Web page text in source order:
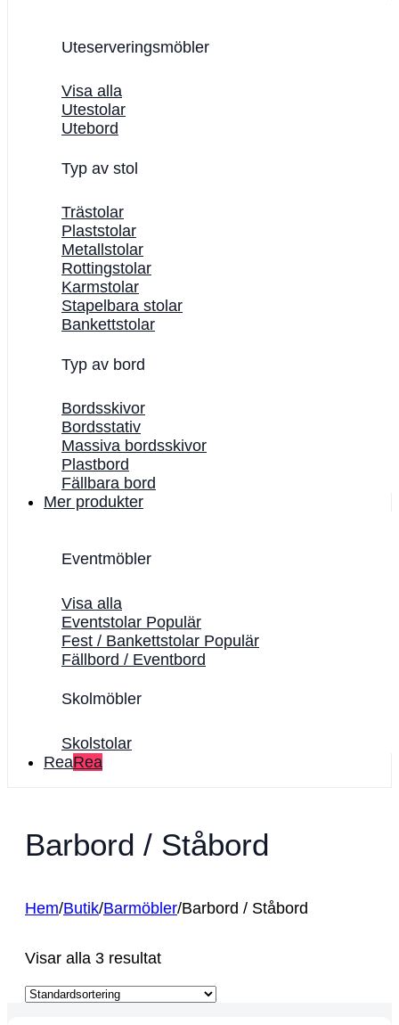
Uteserveringsmöbler
Visa alla
Utestolar
Utebord
Typ av stol
Trästolar
Plaststolar
Metallstolar
Rottingstolar
Karmstolar
Stapelbara stolar
Bankettstolar
Typ av bord
Bordsskivor
Bordsstativ
Massiva bordsskivor
Plastbord
Fällbara bord
Mer produkter
Eventmöbler
Visa alla
Eventstolar
Fest / Bankettstolar
Fällbord / Eventbord
Skolmöbler
Skolstolar
Rea
Barbord / Ståbord
Hem/Butik/Barmöbler/Barbord / Ståbord
Visar alla 3 resultat